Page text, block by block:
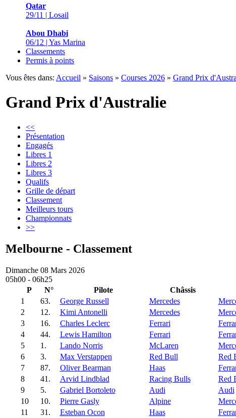
Qatar
29/11 | Losail
Abou Dhabi
06/12 | Yas Marina
Classements
Permis à points
Vous êtes dans: Accueil » Saisons » Courses 2026 » Grand Prix
Grand Prix d'Australie
<<
Présentation
Engagés
Libres 1
Libres 2
Libres 3
Qualifs
Grille de départ
Classement
Meilleurs tours
Championnats
>>
Melbourne - Classement
Dimanche 08 Mars 2026
05h00 - 06h25
P
N° Pilote Châssis
1
63. George Russell Mercedes
2
12. Kimi Antonelli Mercedes
3
16. Charles Leclerc Ferrari
4
44. Lewis Hamilton Ferrari
5
1. Lando Norris McLaren
6
3. Max Verstappen Red Bull Red
7
87. Oliver Bearman Haas
8
41. Arvid Lindblad Racing Bulls Red
9
5. Gabriel Bortoleto Audi Audi
10
10. Pierre Gasly Alpine
11
31. Esteban Ocon Haas